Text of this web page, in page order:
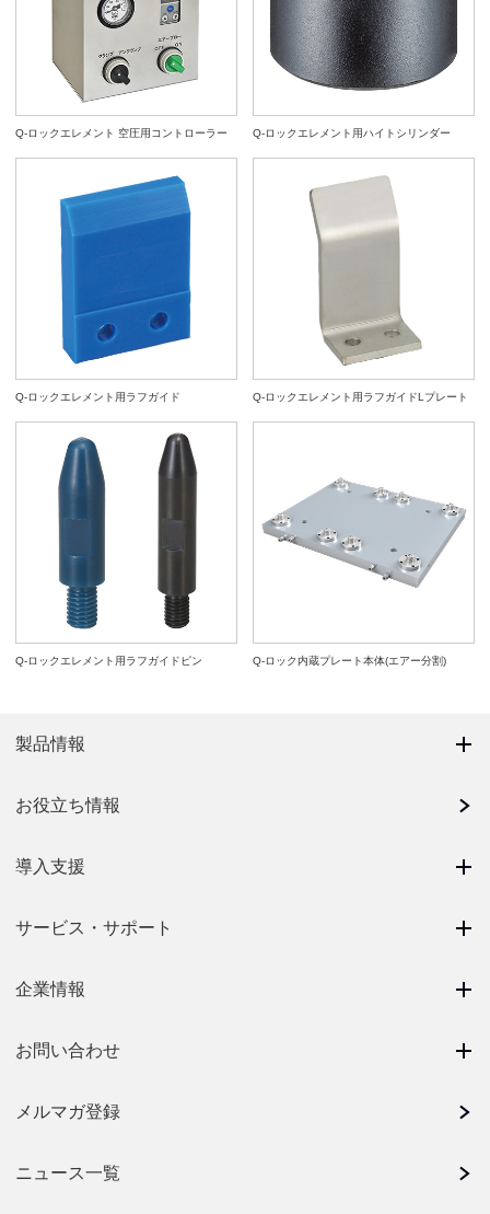
Q-ロックエレメント 空圧用コントローラー Q-ロックエレメント用ハイトシリンダー
Q-ロックエレメント用ラフガイド Q-ロックエレメント用ラフガイドLプレート
Q-ロックエレメント用ラフガイドピン Q-ロック内蔵プレート本体(エアー分割)
製品情報
お役立ち情報
導入支援
サービス・サポート
企業情報
お問い合わせ
メルマガ登録
ニュース一覧